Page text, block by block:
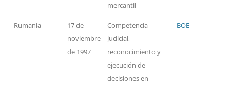
mercantil
Rumania
17 de
noviembre
de 1997
Competencia
judicial,
reconocimiento y
ejecución de
decisiones en
BOE